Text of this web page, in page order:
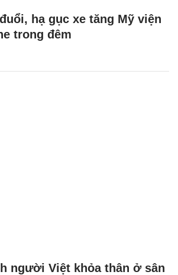
hạ gục xe tăng Mỹ viện
trong đêm
người Việt khỏa thân ở sân